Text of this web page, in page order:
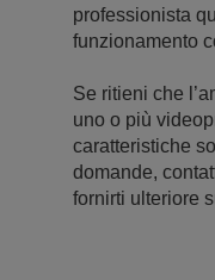
professionista
funzionamento
Se ritieni che
uno o più
caratteristiche
domande,
fornirti ulteriore